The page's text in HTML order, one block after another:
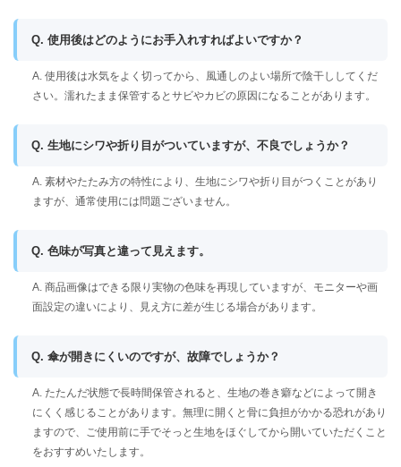
Q. 使用後はどのようにお手入れすればよいですか？
A. 使用後は水気をよく切ってから、風通しのよい場所で陰干ししてくだ
さい。濡れたまま保管するとサビやカビの原因になることがあります。
Q. 生地にシワや折り目がついていますが、不良でしょうか？
A. 素材やたたみ方の特性により、生地にシワや折り目がつくことがあり
ますが、通常使用には問題ございません。
Q. 色味が写真と違って見えます。
A. 商品画像はできる限り実物の色味を再現していますが、モニターや画
面設定の違いにより、見え方に差が生じる場合があります。
Q. 傘が開きにくいのですが、故障でしょうか？
A. たたんだ状態で長時間保管されると、生地の巻き癖などによって開き
にくく感じることがあります。無理に開くと骨に負担がかかる恐れがあり
ますので、ご使用前に手でそっと生地をほぐしてから開いていただくこと
をおすすめいたします。